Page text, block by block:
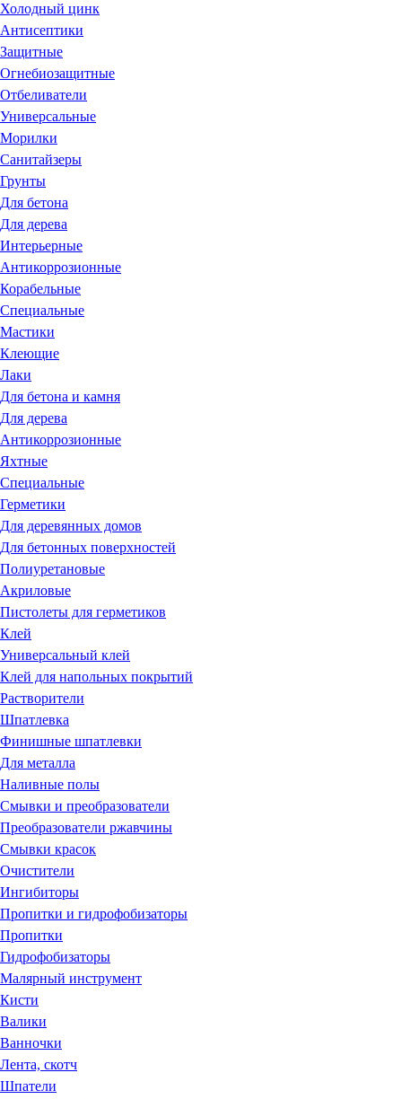
Холодный цинк
Антисептики
Защитные
Огнебиозащитные
Отбеливатели
Универсальные
Морилки
Санитайзеры
Грунты
Для бетона
Для дерева
Интерьерные
Антикоррозионные
Корабельные
Специальные
Мастики
Клеющие
Лаки
Для бетона и камня
Для дерева
Антикоррозионные
Яхтные
Специальные
Герметики
Для деревянных домов
Для бетонных поверхностей
Полиуретановые
Акриловые
Пистолеты для герметиков
Клей
Универсальный клей
Клей для напольных покрытий
Растворители
Шпатлевка
Финишные шпатлевки
Для металла
Наливные полы
Смывки и преобразователи
Преобразователи ржавчины
Смывки красок
Очистители
Ингибиторы
Пропитки и гидрофобизаторы
Пропитки
Гидрофобизаторы
Малярный инструмент
Кисти
Валики
Ванночки
Лента, скотч
Шпатели